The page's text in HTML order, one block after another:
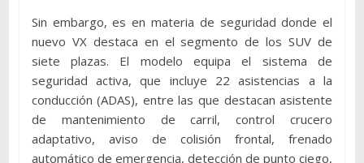
Sin embargo, es en materia de seguridad donde el
nuevo VX destaca en el segmento de los SUV de
siete plazas. El modelo equipa el sistema de
seguridad activa, que incluye 22 asistencias a la
conducción (ADAS), entre las que destacan asistente
de mantenimiento de carril, control crucero
adaptativo, aviso de colisión frontal, frenado
automático de emergencia, detección de punto ciego,